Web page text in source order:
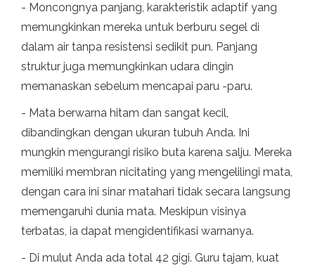
- Moncongnya panjang, karakteristik adaptif yang
memungkinkan mereka untuk berburu segel di
dalam air tanpa resistensi sedikit pun. Panjang
struktur juga memungkinkan udara dingin
memanaskan sebelum mencapai paru -paru.
- Mata berwarna hitam dan sangat kecil,
dibandingkan dengan ukuran tubuh Anda. Ini
mungkin mengurangi risiko buta karena salju. Mereka
memiliki membran nicitating yang mengelilingi mata,
dengan cara ini sinar matahari tidak secara langsung
memengaruhi dunia mata. Meskipun visinya
terbatas, ia dapat mengidentifikasi warnanya.
- Di mulut Anda ada total 42 gigi. Guru tajam, kuat